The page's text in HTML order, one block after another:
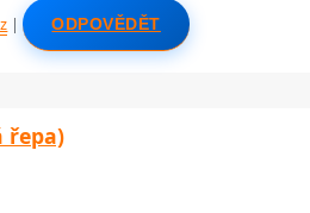
| ODPOVĚDĚT
řepa)